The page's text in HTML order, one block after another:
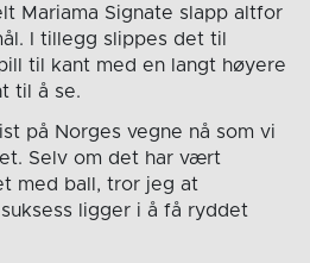
Mariama Signate slapp altfor
I tillegg slippes det til
til kant med en langt høyere
til å se.
på Norges vegne nå som vi
Selv om det har vært
med ball, tror jeg at
ligger i å få ryddet